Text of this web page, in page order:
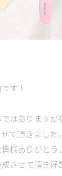
す！
はありますが
て頂きました。
様ありがとう
させて頂き好